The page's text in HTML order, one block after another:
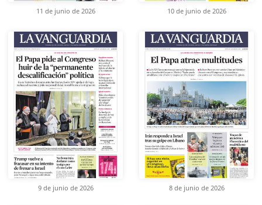
11 de junio de 2026 10 de junio de 2026
9 de junio de 2026 8 de junio de 2026